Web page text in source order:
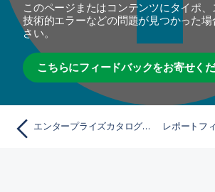
このページまたはコンテンツにタイポ、
技術的エラーなどの問題が見つかった
さい。
こちらにフィードバックをお寄せく
エンタープライズカタログ内でデータを実際に使ってみる